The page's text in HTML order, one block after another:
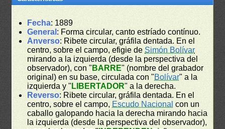
Fecha: 1889
General : Forma circular, canto estríado contínuo.
Anverso: Ribete circular, gráfila dentada. En el
centro, sobre el campo, efigie deSimón Bolívar
mirando a la izquierda (desde la perspectiva del
observador), con " BARRE" (nombre del grabador
original) en su base, circulada con "Bolívar" a la
izquierda y " LIBERTADOR" a la derecha.
Reverso: Ribete circular, gráfila dentada. En el
centro, sobre el campo, Escudo Nacional con un
caballo galopando hacia la derecha mirando hacia
la izquierda (desde la perspectiva del observador),